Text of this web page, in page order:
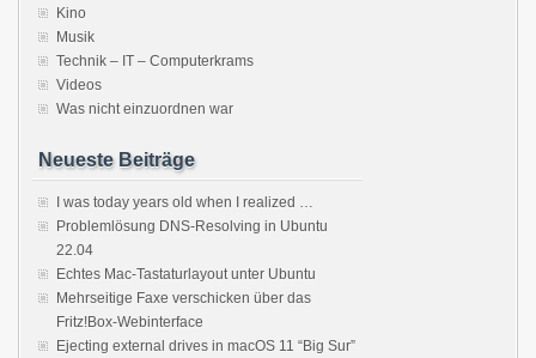
Kino
Musik
Technik – IT – Computerkrams
Videos
Was nicht einzuordnen war
Neueste Beiträge
I was today years old when I realized …
Problemlösung DNS-Resolving in Ubuntu
22.04
Echtes Mac-Tastaturlayout unter Ubuntu
Mehrseitige Faxe verschicken über das
Fritz!Box-Webinterface
Ejecting external drives in macOS 11 “Big Sur”